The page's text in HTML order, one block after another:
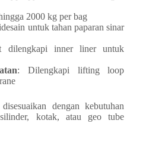
2000 kg per bag
untuk tahan paparan sinar
dilengkapi inner liner untuk
: Dilengkapi lifting loop
dengan kebutuhan
kotak, atau geo tube